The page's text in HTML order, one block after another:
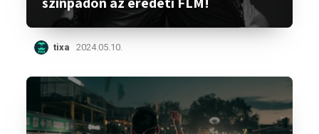
tixa 2024.05.10.